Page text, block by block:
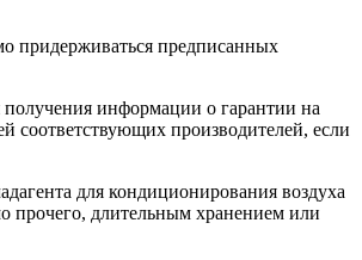
придерживаться предписанных
информации о гарантии на
соответствующих производителей, если
для кондиционирования воздуха
прочего, длительным хранением или